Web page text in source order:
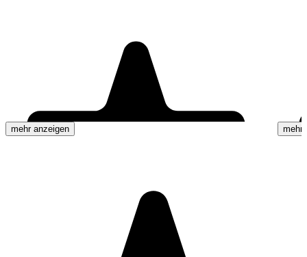
mehr anzeigen mehr